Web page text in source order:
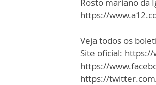
https://
Veja todos os
Site oficial:
https://
https://